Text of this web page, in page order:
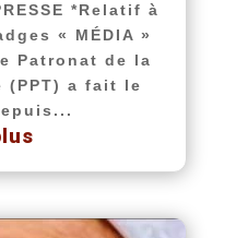
*Relatif à
« MÉDIA »
Patronat de la
(PPT) a fait le